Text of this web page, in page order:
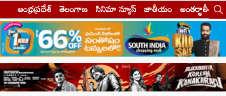
ఆంధ్రప్రదేశ్ తెలంగాణ సినిమా న్యూస్ జాతీయం అంతర్జాతీయం